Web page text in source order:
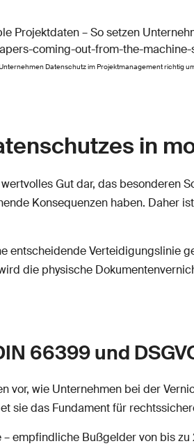
Datenschutz im Projektmanagement
in
Gut dar, das besonderen
Konsequenzen haben. Daher
entscheidende Verteidigungslinie
die physische
66399 und
vor, wie Unternehmen bei der
sie das Fundament für
– empfindliche Bußgelder von bis